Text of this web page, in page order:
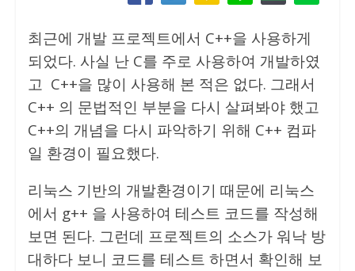
최근에 개발 프로젝트에서 C++을 사용하게
되었다. 사실 난 C를 주로 사용하여 개발하였
고 C++을 많이 사용해 본 적은 없다. 그래서
C++ 의 문법적인 부분을 다시 살펴봐야 했고
C++의 개념을 다시 파악하기 위해 C++ 컴파
일 환경이 필요했다.
리눅스 기반의 개발환경이기 때문에 리눅스
에서 g++ 을 사용하여 테스트 코드를 작성해
보면 된다. 그런데 프로젝트의 소스가 워낙 방
대하다 보니 코드를 테스트 하면서 확인해 보